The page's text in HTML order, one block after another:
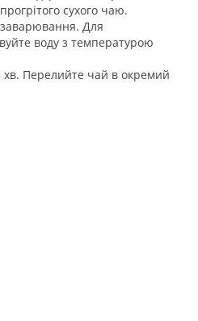
сухого чаю.
Для
воду з температурою
Перелийте чай в окремий